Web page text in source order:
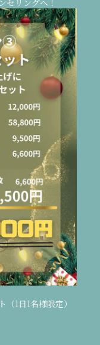
セリングへ！
1日1名様限定）